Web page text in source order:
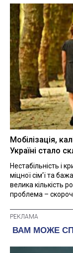
Мобілізація,
Україні стало
Нестабільність і
міцної сім'ї та
велика кількість
проблема –